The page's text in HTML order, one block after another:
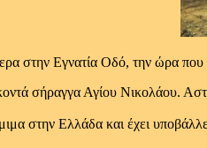
στην Εγνατία Οδό, την ώρα που
σήραγγα Αγίου Νικολάου.
στην Ελλάδα και έχει